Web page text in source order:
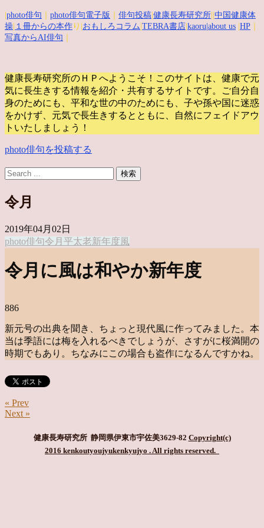
photo俳句 photo俳句電子版 俳句投稿 健康長寿研究所 中国健康体
操 １冊からの本作 り| おもしろコラム TEBRA書店 kaoru |about us HP
写真からAI俳句
健康長寿研究所のＨＰへようこそ！このサイトは、健康で元
気に長生きする情報を紹介・共有するサイトです。
ご自分自
身のためにも、平和な世の中のためにも、子や孫や国に迷惑
をかけず、元気で長生きするとともに、自然にフェイドアウ
トいたしましょう！
photo俳句を投稿する
令月
2019年04月02日
photo俳句令月 平太老新年度 風
令月に風は和やか新年度
886
新元号の出典を聞き、ちょっと現代風に作ってみました。本
当は季語には梅を入れるべきでしょうが、さすがに桜満開の
時期でもあり。ちなみにこの場合も盗作になるんですかね。
« Prev
Next »
健康長寿研究所 静岡県伊東市宇佐美3629-82 Copyright(c)
2016 kenkoutyoujyukenkyujyo . All rights reserved.